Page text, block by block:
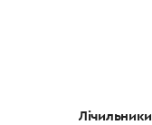
Лічильники